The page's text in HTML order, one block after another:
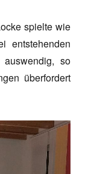
spielte wie
entstehenden
so
überfordert